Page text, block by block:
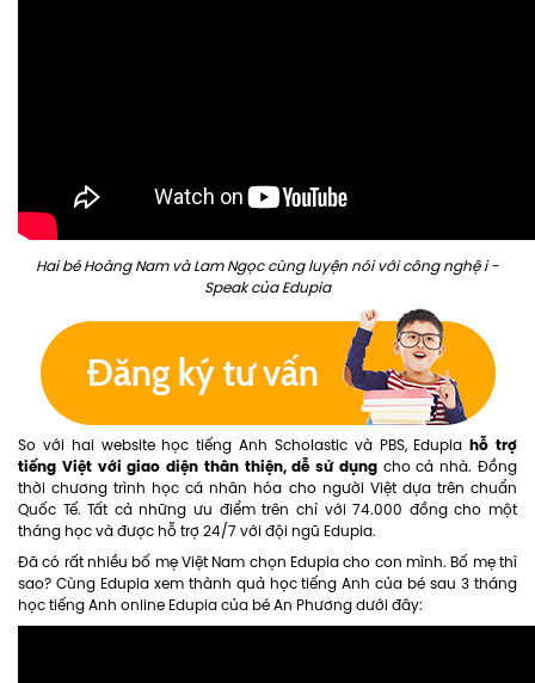
Hai bé Hoàng Nam và Lam Ngọc cùng luyện nói với công nghệ i -
Speak của Edupia
So với hai website học tiếng Anh Scholastic và PBS, Edupiahỗ trợ
tiếng Việt với giao diện thân thiện, dễ sử dụngcho cả nhà. Đồng
thời chương trình học cá nhân hóa cho người Việt dựa trên chuẩn
Quốc Tế. Tất cả những ưu điểm trên chỉ với 74.000 đồng cho một
tháng học và được hỗ trợ 24/7 với đội ngũ Edupia.
Đã có rất nhiều bố mẹ Việt Nam chọn Edupia cho con mình. Bố mẹ thì
sao? Cùng Edupia xem thành quả học tiếng Anh của bé sau 3 tháng
học tiếng Anh online Edupia của bé An Phương dưới đây: